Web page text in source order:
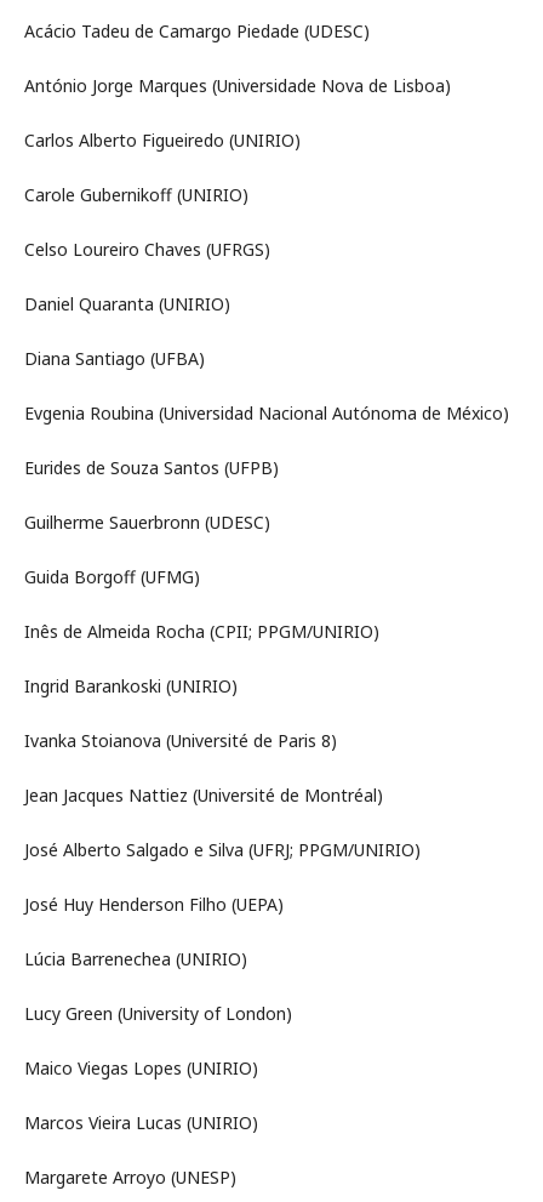
Acácio Tadeu de Camargo Piedade (UDESC)
António Jorge Marques (Universidade Nova de Lisboa)
Carlos Alberto Figueiredo (UNIRIO)
Carole Gubernikoff (UNIRIO)
Celso Loureiro Chaves (UFRGS)
Daniel Quaranta (UNIRIO)
Diana Santiago (UFBA)
Evgenia Roubina (Universidad Nacional Autónoma de México)
Eurides de Souza Santos (UFPB)
Guilherme Sauerbronn (UDESC)
Guida Borgoff (UFMG)
Inês de Almeida Rocha (CPII; PPGM/UNIRIO)
Ingrid Barankoski (UNIRIO)
Ivanka Stoianova (Université de Paris 8)
Jean Jacques Nattiez (Université de Montréal)
José Alberto Salgado e Silva (UFRJ; PPGM/UNIRIO)
José Huy Henderson Filho (UEPA)
Lúcia Barrenechea (UNIRIO)
Lucy Green (University of London)
Maico Viegas Lopes (UNIRIO)
Marcos Vieira Lucas (UNIRIO)
Margarete Arroyo (UNESP)